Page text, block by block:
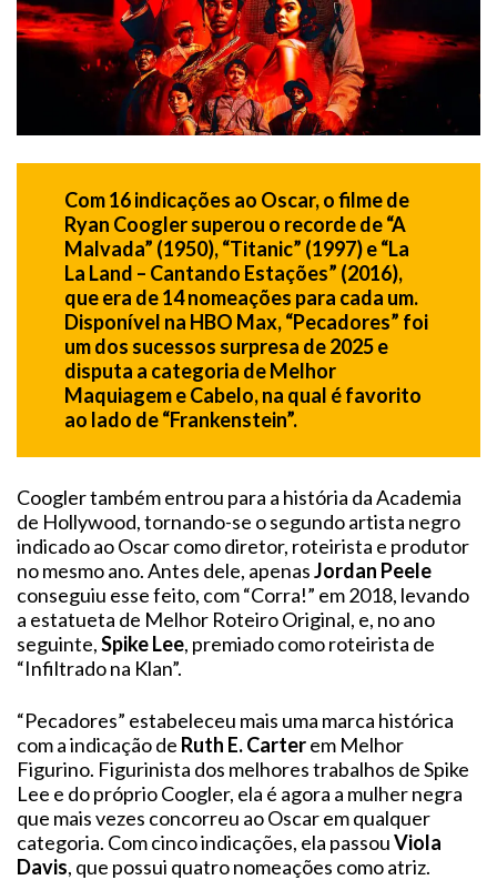
Com 16 indicações ao Oscar, o filme de
Ryan Coogler superou o recorde de “A
Malvada” (1950), “Titanic” (1997) e “La
La Land – Cantando Estações” (2016),
que era de 14 nomeações para cada um.
Disponível na HBO Max, “Pecadores” foi
um dos sucessos surpresa de 2025 e
disputa a categoria de Melhor
Maquiagem e Cabelo, na qual é favorito
ao lado de “Frankenstein”.
Coogler também entrou para a história da Academia
de Hollywood, tornando-se o segundo artista negro
indicado ao Oscar como diretor, roteirista e produtor
no mesmo ano. Antes dele, apenasJordan Peele
conseguiu esse feito, com “Corra!” em 2018, levando
a estatueta de Melhor Roteiro Original, e, no ano
seguinte,Spike Lee, premiado como roteirista de
“Infiltrado na Klan”.
“Pecadores” estabeleceu mais uma marca histórica
com a indicação de Ruth E. Carterem Melhor
Figurino. Figurinista dos melhores trabalhos de Spike
Lee e do próprio Coogler, ela é agora a mulher negra
que mais vezes concorreu ao Oscar em qualquer
categoria. Com cinco indicações, ela passouViola
Davis, que possui quatro nomeações como atriz.